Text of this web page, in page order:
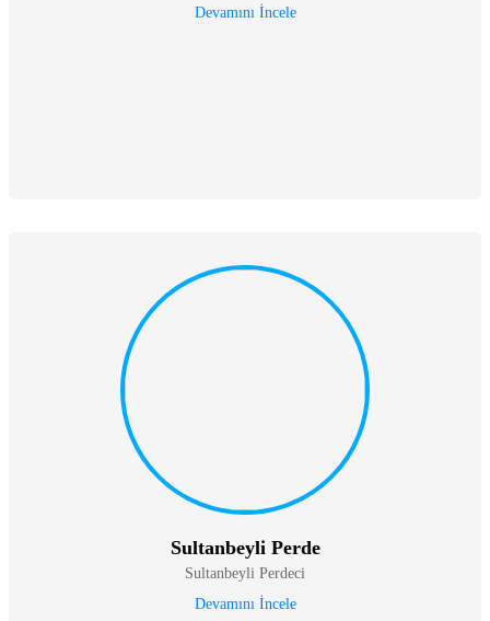
Devamını İncele
Sultanbeyli Perde
Sultanbeyli Perdeci
Devamını İncele